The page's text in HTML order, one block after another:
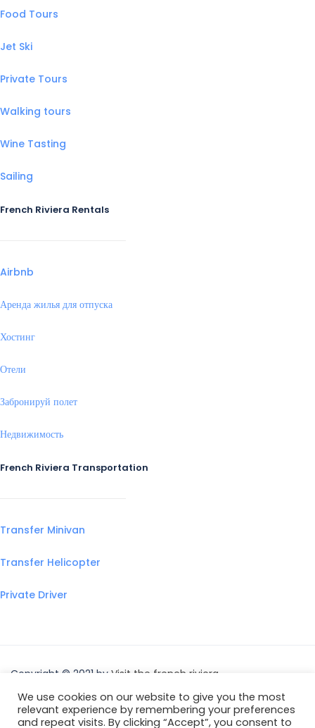
Food Tours
Jet Ski
Private Tours
Walking tours
Wine Tasting
Sailing
French Riviera Rentals
Airbnb
Аренда жилья для отпуска
Хостинг
Отели
Забронируй полет
Недвижимость
French Riviera Transportation
Transfer Minivan
Transfer Helicopter
Private Driver
Copyright © 2021 by Visit the french riviera
We use cookies on our website to give you the most
relevant experience by remembering your preferences
and repeat visits. By clicking “Accept”, you consent to